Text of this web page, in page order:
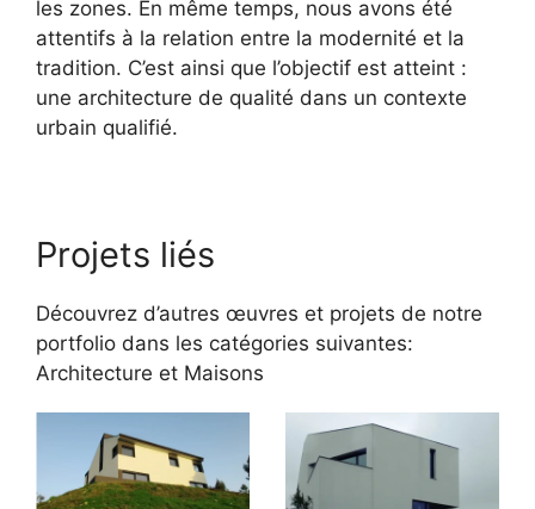
les zones. En même temps, nous avons été
attentifs à la relation entre la modernité et la
tradition. C’est ainsi que l’objectif est atteint :
une architecture de qualité dans un contexte
urbain qualifié.
Projets liés
Découvrez d’autres œuvres et projets de notre
portfolio dans les catégories suivantes:
Architecture et Maisons